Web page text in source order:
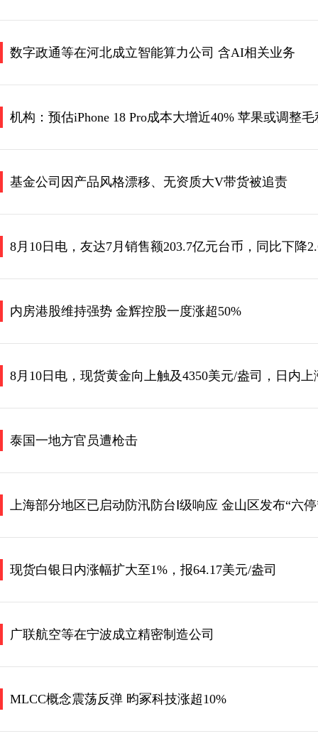
数字政通等在河北成立智能算力公司 含AI相关业务
机构：预估iPhone 18 Pro成本大增近40% 苹果或调整
基金公司因产品风格漂移、无资质大V带货被追责
8月10日电，友达7月销售额203.7亿元台币，同比下降
内房港股维持强势 金辉控股一度涨超50%
8月10日电，现货黄金向上触及4350美元/盎司，日内上
泰国一地方官员遭枪击
上海部分地区已启动防汛防台Ⅰ级响应 金山区发布“六
现货白银日内涨幅扩大至1%，报64.17美元/盎司
广联航空等在宁波成立精密制造公司
MLCC概念震荡反弹 昀冢科技涨超10%